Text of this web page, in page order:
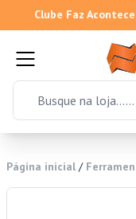
Clube Faz
Página inicial /